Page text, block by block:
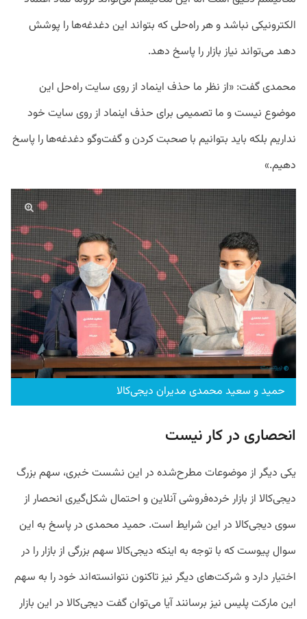
الکترونیکی نباشد و هر راه‌حلی که بتواند این دغدغه‌ها را پوشش
دهد می‌تواند نیاز بازار را پاسخ دهد.
محمدی گفت: «از نظر ما حذف اینماد از روی سایت راه‌حل این
موضوع نیست و ما تصمیمی برای حذف اینماد از روی سایت خود
نداریم بلکه باید بتوانیم با صحبت کردن و گفت‌وگو دغدغه‌ها را پاسخ
دهیم.»
حمید و سعید محمدی مدیران دیجی‌کالا
انحصاری در کار نیست
یکی دیگر از موضوعات مطرح‌شده در این نشست خبری، سهم بزرگ
دیجی‌کالا از بازار خرده‌فروشی آنلاین و احتمال شکل‌گیری انحصار از
سوی دیجی‌کالا در این شرایط است. حمید محمدی در پاسخ به این
سوال پیوست که با توجه به اینکه دیجی‌کالا سهم بزرگی از بازار را در
اختیار دارد و شرکت‌های دیگر نیز تاکنون نتوانسته‌اند خود را به سهم
این مارکت پلیس نیز برسانند آیا می‌توان گفت دیجی‌کالا در این بازار